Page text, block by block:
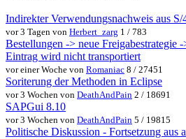
Indirekter Verwendungsnachweis aus S/
vor 3 Tagen von Herbert_zarg 1 / 783
Bestellungen -> neue Freigabestrategie
Eintrag wird nicht transportiert
vor einer Woche von Romaniac 8 / 27451
Soriterung der Methoden in Eclipse
vor 3 Wochen von DeathAndPain 2 / 18691
SAPGui 8.10
vor 3 Wochen von DeathAndPain 5 / 19815
Politische Diskussion - Fortsetzung aus